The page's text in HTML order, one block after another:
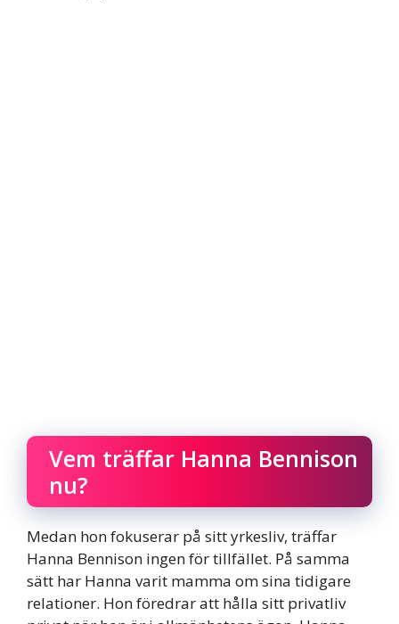
Vem träffar Hanna Bennison
nu?
Medan hon fokuserar på sitt yrkesliv, träffar
Hanna Bennison ingen för tillfället. På samma
sätt har Hanna varit mamma om sina tidigare
relationer. Hon föredrar att hålla sitt privatliv